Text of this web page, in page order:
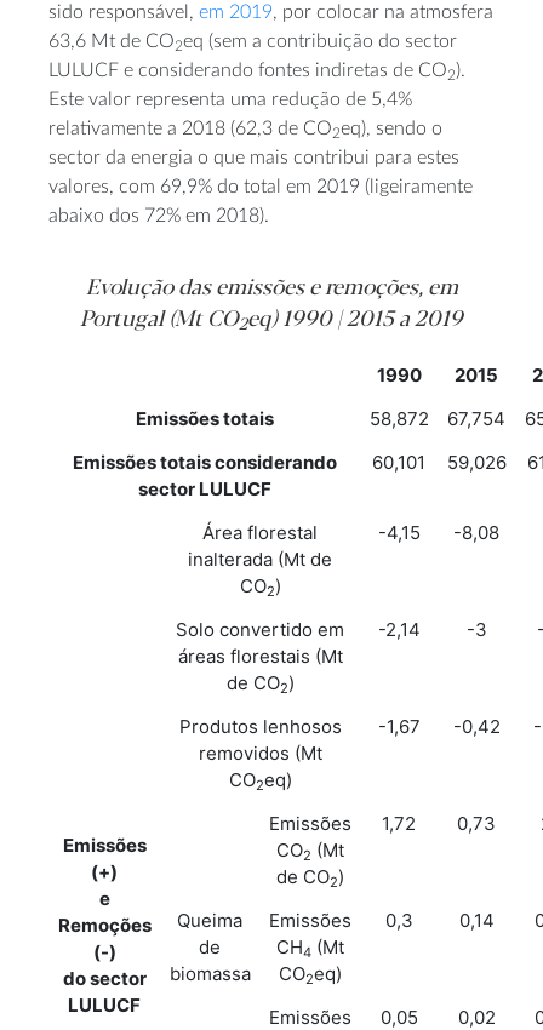
sido responsável, em 2019, por colocar na atmosfera
63,6 Mt de CO2eq (sem a contribuição do sector
LULUCF e considerando fontes indiretas de CO2).
Este valor representa uma redução de 5,4%
relativamente a 2018 (62,3 de CO2eq), sendo o
sector da energia o que mais contribui para estes
valores, com 69,9% do total em 2019 (ligeiramente
abaixo dos 72% em 2018).
Evolução das emissões e remoções, em
Portugal (Mt CO2eq) 1990 | 2015 a 2019
1990 2015
Emissões totais
58,872 67,754
Emissões totais considerando
sector LULUCF
60,101 59,026
Emissões
(+)
e
Remoções
(-)
do sector
LULUCF
Área florestal
inalterada (Mt de
CO2)
-4,15 -8,08
Solo convertido em
áreas florestais (Mt
de CO2)
-2,14 -3
Produtos lenhosos
removidos (Mt
CO2eq)
-1,67 -0,42
Queima
de
biomassa
Emissões
CO2 (Mt
de CO2)
1,72 0,73
Emissões
CH4 (Mt
CO2eq)
0,3 0,14
Emissões
0,05 0,02